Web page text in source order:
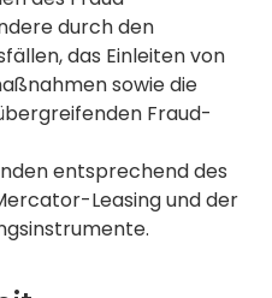
durch den
das Einleiten von
sowie die
Fraud-
entsprechend des
Leasing und der